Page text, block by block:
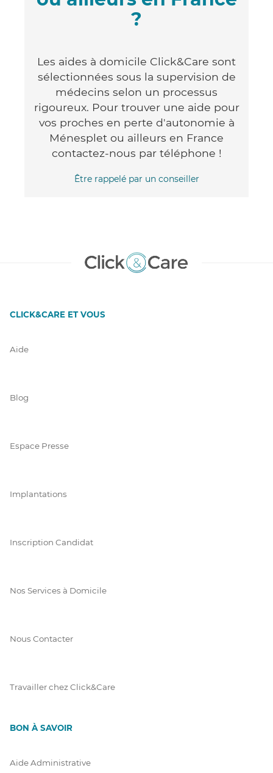
?
Les aides à domicile Click&Care sont
sélectionnées sous la supervision de
médecins selon un processus
rigoureux. Pour trouver une aide pour
vos proches en perte d'autonomie à
Ménesplet ou ailleurs en France
contactez-nous par téléphone !
Être rappelé par un conseiller
CLICK&CARE ET VOUS
Aide
Blog
Espace Presse
Implantations
Inscription Candidat
Nos Services à Domicile
Nous Contacter
Travailler chez Click&Care
BON À SAVOIR
Aide Administrative